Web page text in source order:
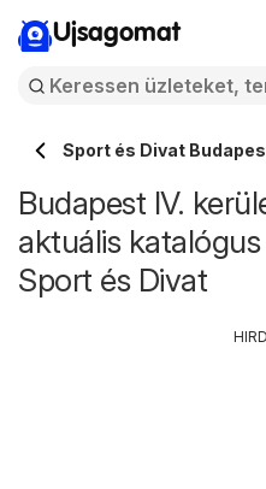
Ujsagomat
Sport és Divat
Budapest IV.
aktuális
Sport és Divat